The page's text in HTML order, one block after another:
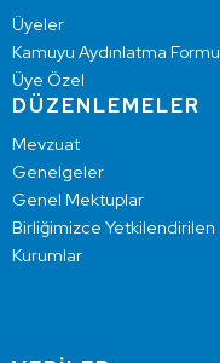
Üyeler
Kamuyu Aydınlatma Formu
Üye Özel
DÜZENLEMELER
Mevzuat
Genelgeler
Genel Mektuplar
Birliğimizce Yetkilendirilen
Kurumlar